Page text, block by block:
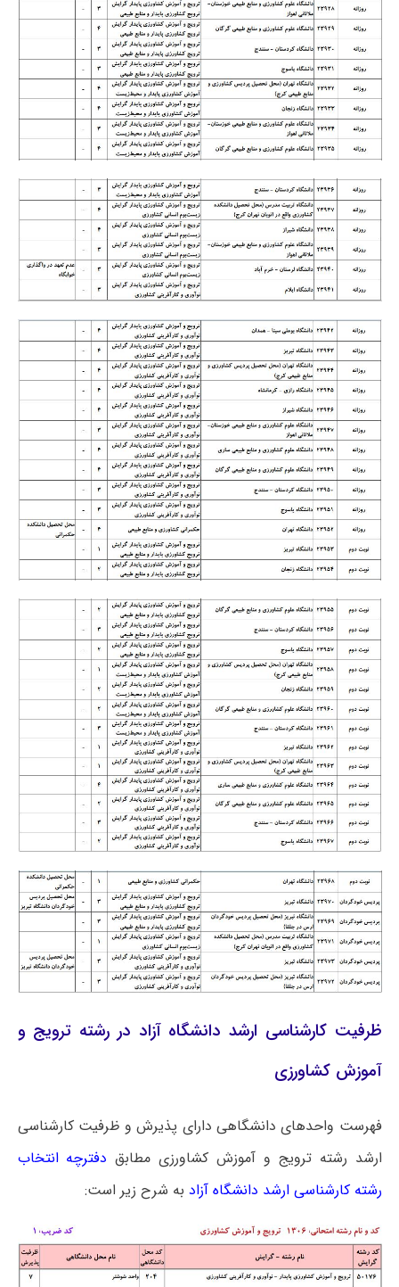
ظرفیت کارشناسی ارشد دانشگاه آزاد در رشته ترویج و
آموزش کشاورزی
فهرست واحدهای دانشگاهی دارای پذیرش و ظرفیت کارشناسی
ارشد رشته ترویج و آموزش کشاورزی مطابق دفترچه انتخاب
رشته کارشناسی ارشد دانشگاه آزاد به شرح زیر است: